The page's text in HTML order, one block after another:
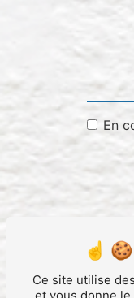
En
** Les
traitants
une
puis
Ce site utilise